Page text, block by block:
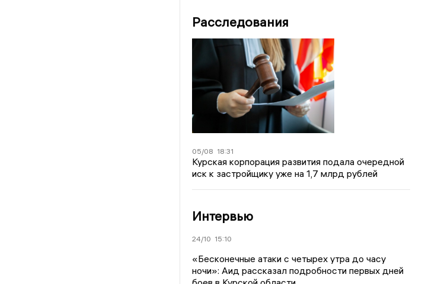
Расследования
05/08 18:31
Курская корпорация развития подала очередной
иск к застройщику уже на 1,7 млрд рублей
Интервью
24/10 15:10
«Бесконечные атаки с четырех утра до часу
ночи»: Аид рассказал подробности первых дней